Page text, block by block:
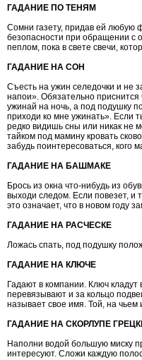
ГАДАНИЕ ПО ТЕНЯМ
Сомни газету, придав ей любую
безопасности при обращении с
пеплом, пока в свете свечи,
ГАДАНИЕ НА СОН
Съесть на ужин селедочки и не
напои». Обязательно приснится
ужинай на ночь, а под подушку
приходи ко мне ужинать». Если
редко видишь сны или никак не
тайком под мамину кровать
забудь поинтересоваться, кого
ГАДАНИЕ НА БАШМАКЕ
Брось из окна что-нибудь из
выходи следом. Если повезет, и
это означает, что в новом году
ГАДАНИЕ НА РАСЧЕСКЕ
Ложась спать, под подушку
ГАДАНИЕ НА КЛЮЧЕ
Гадают в компании. Ключ кладут
перевязывают и за кольцо
называет свое имя. Той, на чьем
ГАДАНИЕ НА СКОРЛУПЕ
Наполни водой большую миску
интересуют. Сложи каждую